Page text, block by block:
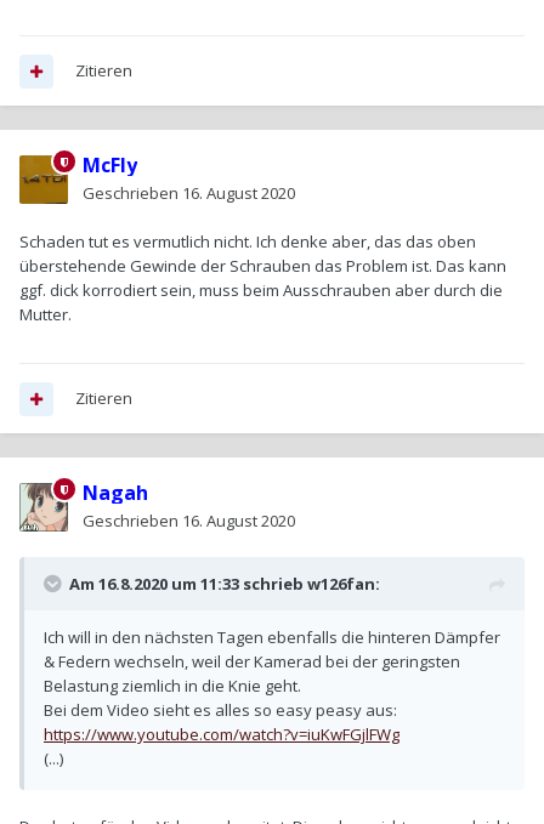
Zitieren
McFly
Geschrieben 16. August 2020
Schaden tut es vermutlich nicht. Ich denke aber, das das oben
überstehende Gewinde der Schrauben das Problem ist. Das kann
ggf. dick korrodiert sein, muss beim Ausschrauben aber durch die
Mutter.
Zitieren
Nagah
Geschrieben 16. August 2020
Am 16.8.2020 um 11:33 schrieb w126fan:
Ich will in den nächsten Tagen ebenfalls die hinteren Dämpfer
& Federn wechseln, weil der Kamerad bei der geringsten
Belastung ziemlich in die Knie geht.
Bei dem Video sieht es alles so easy peasy aus:
https://www.youtube.com/watch?v=iuKwFGjlFWg
(...)